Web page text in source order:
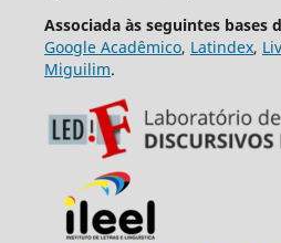
Associada às seguintes bases
Google Acadêmico, Latindex,
Miguilim.